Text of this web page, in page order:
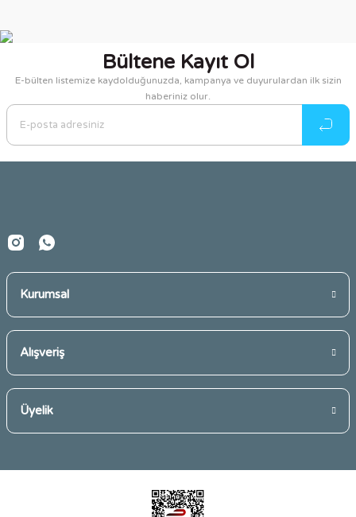
Görüş ve önerileriniz için teşekkür ederiz.
Ürün resmi kalitesiz, bozuk veya görüntülenemiyor.
Ürün açıklamasında eksik bilgiler bulunuyor.
Ürün bilgilerinde hatalar bulunuyor.
Bültene Kayıt Ol
E-bülten listemize kaydolduğunuzda, kampanya ve duyurulardan ilk sizin
haberiniz olur.
Kurumsal
Alışveriş
Üyelik